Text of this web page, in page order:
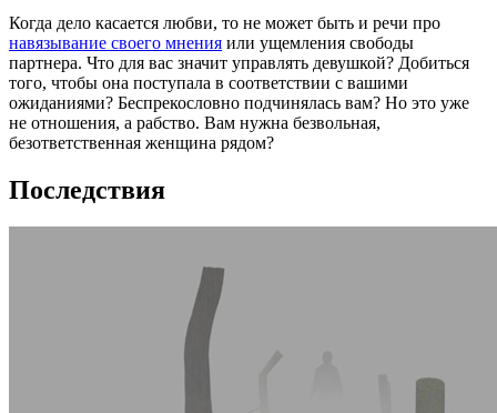
Когда дело касается любви, то не может быть и речи про
навязывание своего мнения или ущемления свободы
партнера. Что для вас значит управлять девушкой? Добиться
того, чтобы она поступала в соответствии с вашими
ожиданиями? Беспрекословно подчинялась вам? Но это уже
не отношения, а рабство. Вам нужна безвольная,
безответственная женщина рядом?
Последствия